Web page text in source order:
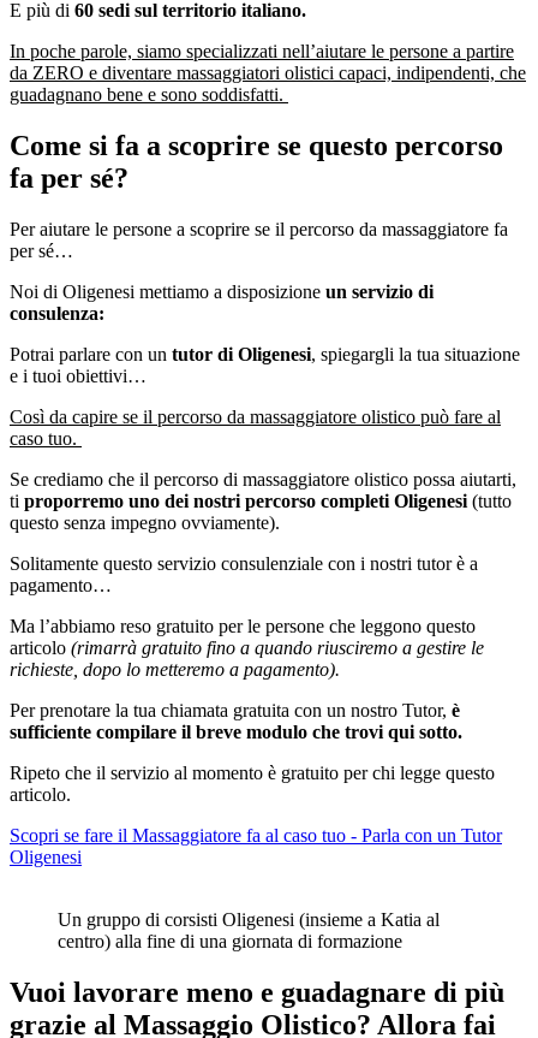
E più di 60 sedi sul territorio italiano.
In poche parole, siamo specializzati nell’aiutare le persone a partire
da ZERO e diventare massaggiatori olistici capaci, indipendenti, che
guadagnano bene e sono soddisfatti.
Come si fa a scoprire se questo percorso
fa per sé?
Per aiutare le persone a scoprire se il percorso da massaggiatore fa
per sé…
Noi di Oligenesi mettiamo a disposizione un servizio di
consulenza:
Potrai parlare con un tutor di Oligenesi, spiegargli la tua situazione
e i tuoi obiettivi…
Così da capire se il percorso da massaggiatore olistico può fare al
caso tuo.
Se crediamo che il percorso di massaggiatore olistico possa aiutarti,
ti proporremo uno dei nostri percorso completi Oligenesi (tutto
questo senza impegno ovviamente).
Solitamente questo servizio consulenziale con i nostri tutor è a
pagamento…
Ma l’abbiamo reso gratuito per le persone che leggono questo
articolo (rimarrà gratuito fino a quando riusciremo a gestire le
richieste, dopo lo metteremo a pagamento).
Per prenotare la tua chiamata gratuita con un nostro Tutor, è
sufficiente compilare il breve modulo che trovi qui sotto.
Ripeto che il servizio al momento è gratuito per chi legge questo
articolo.
Scopri se fare il Massaggiatore fa al caso tuo - Parla con un Tutor
Oligenesi
Un gruppo di corsisti Oligenesi (insieme a Katia al
centro) alla fine di una giornata di formazione
Vuoi lavorare meno e guadagnare di più
grazie al Massaggio Olistico? Allora fai